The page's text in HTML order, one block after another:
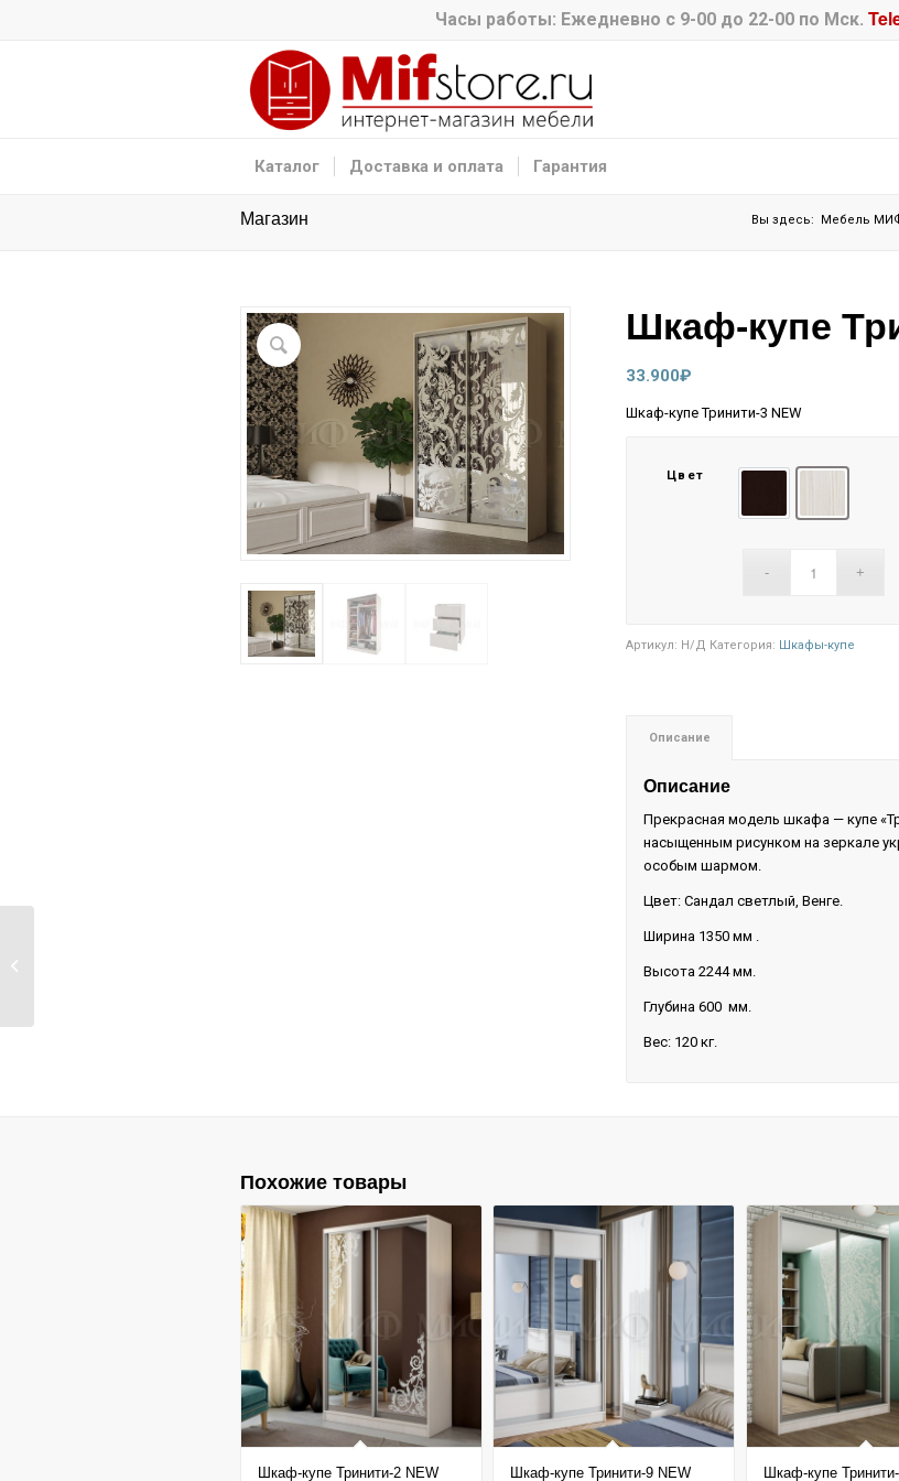
Часы работы: Ежедневно с 9-00 до 22-00 по Мск.
Каталог Доставка и оплата Гарантия
Магазин Вы здесь: Мебель
Шкаф-купе
33.900₽
Шкаф-купе Тринити-3 NEW
Цвет
Артикул: Н/Д Категория: Шкафы-купе
Описание
Описание
Прекрасная модель шкафа — купе
насыщенным рисунком на зеркале
особым шармом.
Цвет: Сандал светлый, Венге.
Ширина 1350 мм .
Высота 2244 мм.
Глубина 600 мм.
Вес: 120 кг.
Похожие товары
Шкаф-купе Тринити-2 NEW Шкаф-купе Тринити-9 NEW Шкаф-купе